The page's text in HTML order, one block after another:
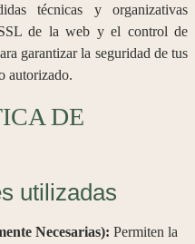
técnicas y organizativas
de la web y el control de
garantizar la seguridad de tus
autorizado.
DE
utilizadas
Necesarias): Permiten la